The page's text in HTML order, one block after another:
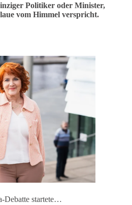
Politiker oder Minister,
vom Himmel verspricht.
Debatte startete…